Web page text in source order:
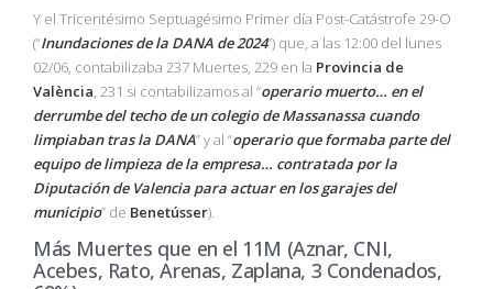
Y el Tricentésimo Septuagésimo Primer día Post-Catástrofe 29-O
(“Inundaciones de la DANA de 2024”) que, a las 12:00 del lunes
02/06, contabilizaba 237 Muertes, 229 en la Provincia de
València, 231 si contabilizamos al “operario muerto… en el
derrumbe del techo de un colegio de Massanassa cuando
limpiaban tras la DANA” y al “operario que formaba parte del
equipo de limpieza de la empresa… contratada por la
Diputación de Valencia para actuar en los garajes del
municipio” de Benetússer).
Más Muertes que en el 11M (Aznar, CNI,
Acebes, Rato, Arenas, Zaplana, 3 Condenados,